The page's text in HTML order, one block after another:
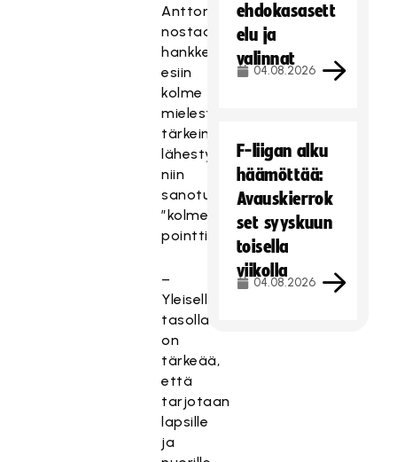
Anttonen
nostaa
hankkeesta
esiin
kolme
mielestään
tärkeintä
lähestymiskulmaa,
niin
sanotusti
”kolme
pointtia”.
–
Yleisellä
tasolla
on
tärkeää,
että
tarjotaan
lapsille
ja
ehdokasasett
elu ja
valinnat
04.08.2026
F-liigan alku
häämöttää:
Avauskierrok
set syyskuun
toisella
viikolla
04.08.2026